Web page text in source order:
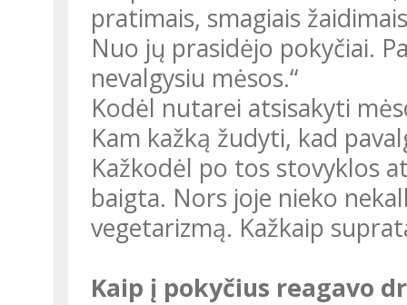
pratimais, smagiais
Nuo jų prasidėjo pokyčiai.
nevalgysiu mėsos.“
Kodėl nutarei atsisakyti
Kam kažką žudyti, kad pavalgytum? Juk maisto yra ir kitokio.
Kažkodėl po tos stovyklos
baigta. Nors joje nieko
vegetarizmą. Kažkaip
Kaip į pokyčius reagavo